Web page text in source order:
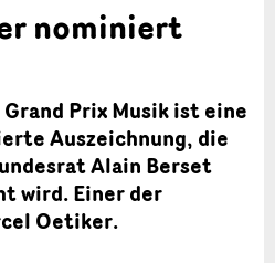
nominiert
Prix Musik ist eine
Auszeichnung, die
Alain Berset
wird. Einer der
Oetiker.